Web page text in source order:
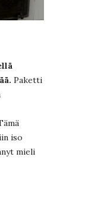
Paketti
iso
mieli